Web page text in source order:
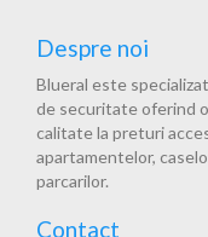
Despre noi
Blueral este
de securitate oferind
calitate la preturi
apartamentelor,
parcarilor.
Contact